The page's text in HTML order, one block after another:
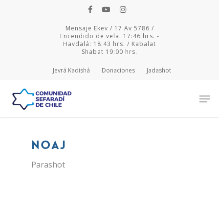
Mensaje Ekev / 17 Av 5786 /
Encendido de vela: 17:46 hrs. -
Havdalá: 18:43 hrs. / Kabalat
Shabat 19:00 hrs.
Jevrá Kadishá Donaciones Jadashot
Hit enter to search or ESC to close
Noaj
Parashot